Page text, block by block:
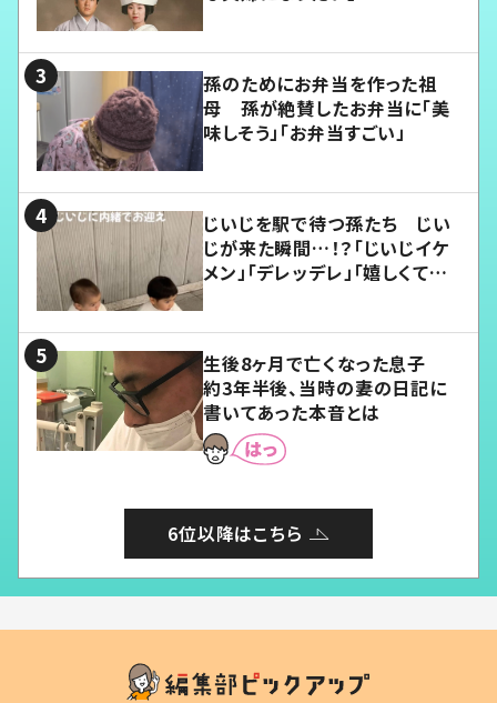
孫のためにお弁当を作った祖
母 孫が絶賛したお弁当に「美
味しそう」「お弁当すごい」
じいじを駅で待つ孫たち じい
じが来た瞬間…！？「じいじイケ
メン」「デレッデレ」「嬉しくて可
生後8ヶ月で亡くなった息子
約3年半後、当時の妻の日記に
書いてあった本音とは
6位以降はこちら